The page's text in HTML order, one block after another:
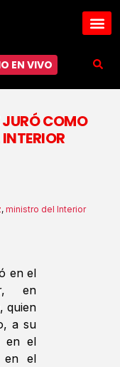
EN VIVO
COMO
, ministro del Interior
en el
en
quien
a su
en el
en el